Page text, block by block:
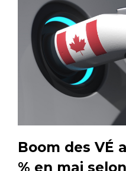
Boom des VÉ
% en mai